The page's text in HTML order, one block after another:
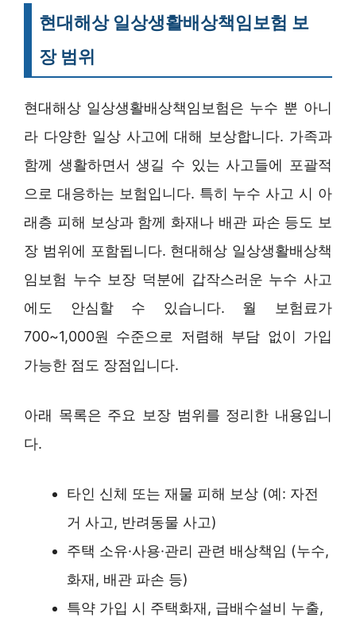
현대해상 일상생활배상책임보험 보
장 범위
현대해상 일상생활배상책임보험은 누수 뿐 아니
라 다양한 일상 사고에 대해 보상합니다. 가족과
함께 생활하면서 생길 수 있는 사고들에 포괄적
으로 대응하는 보험입니다. 특히 누수 사고 시 아
래층 피해 보상과 함께 화재나 배관 파손 등도 보
장 범위에 포함됩니다. 현대해상 일상생활배상책
임보험 누수 보장 덕분에 갑작스러운 누수 사고
에도 안심할 수 있습니다. 월 보험료가
700~1,000원 수준으로 저렴해 부담 없이 가입
가능한 점도 장점입니다.
아래 목록은 주요 보장 범위를 정리한 내용입니
다.
타인 신체 또는 재물 피해 보상 (예: 자전
거 사고, 반려동물 사고)
주택 소유·사용·관리 관련 배상책임 (누수,
화재, 배관 파손 등)
특약 가입 시 주택화재, 급배수설비 누출,